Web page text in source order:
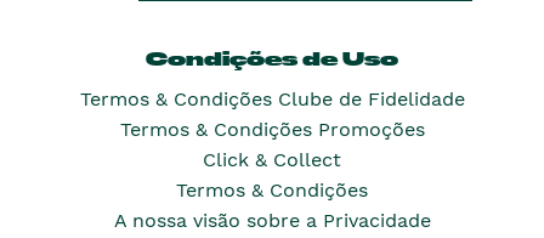
Condições de Uso
Termos & Condições Clube de Fidelidade
Termos & Condições Promoções
Click & Collect
Termos & Condições
A nossa visão sobre a Privacidade